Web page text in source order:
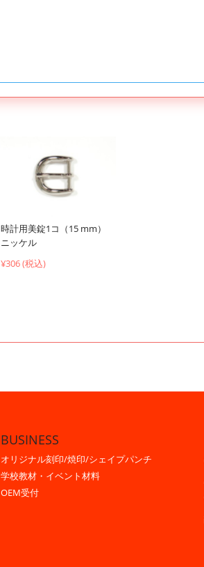
時計用美錠1コ（15 mm）
ニッケル
¥306 (税込)
BUSINESS
オリジナル刻印/焼印/シェイプパンチ
学校教材・イベント材料
OEM受付